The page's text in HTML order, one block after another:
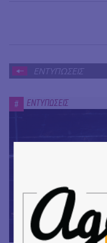
ΕΝΤΥΠΩΣΕΙΣ
# ΕΝΤΥΠΩΣΕΙΣ